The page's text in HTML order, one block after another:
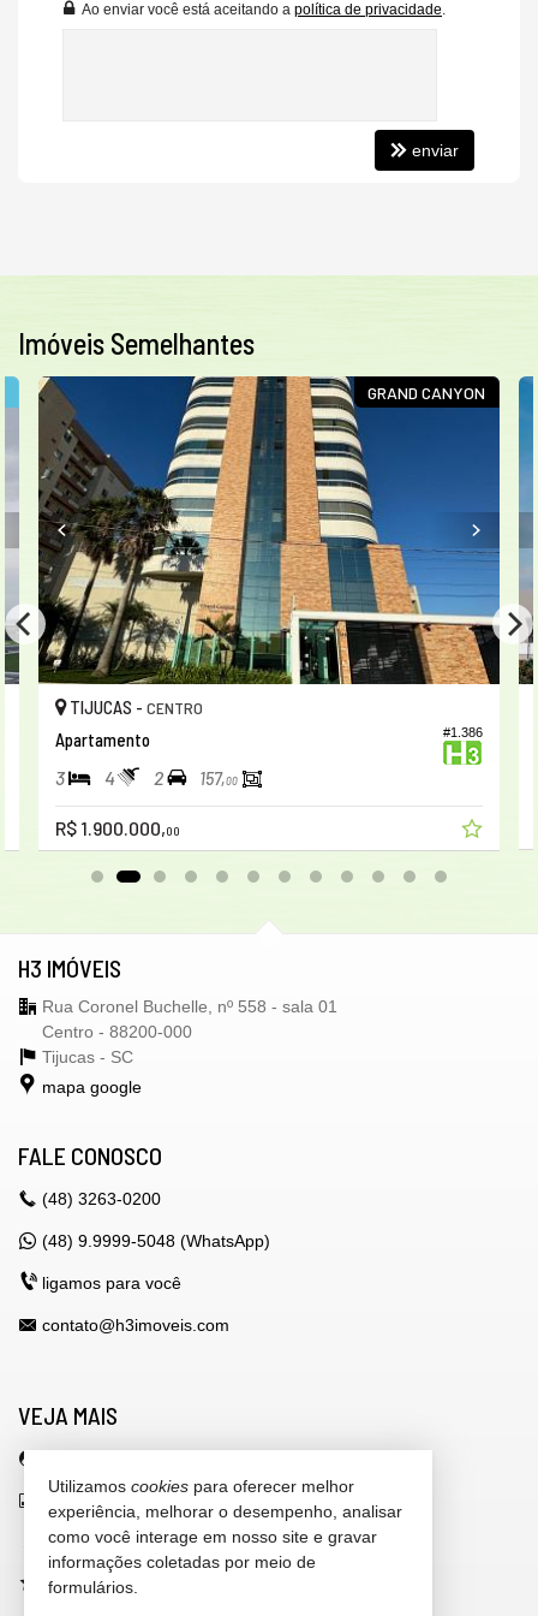
✓ 03 Suítes
📍 Surpreendente empreendimento na cidade de Tijucas.
Ao enviar você está aceitando a política de privacidade
enviar
Imóveis Semelhantes
GRAND CANYON
#1.386
TIJUCAS - CENTRO
Apartamento
3 4 2 157,00
R$ 1.900.000,00
H3 IMÓVEIS
Rua Coronel Buchelle, nº 558 - sala 01
Centro - 88200-000
Tijucas - SC
mapa google
FALE CONOSCO
(48) 3263-0200
(48) 9.9999-5048 (WhatsApp)
ligamos para você
contato@h3imoveis.com
VEJA MAIS
indicadores financeiros
cadastre seu imóvel
imóveis favoritos
Utilizamos cookies para oferecer melhor
experiência, melhorar o desempenho, analisar
como você interage em nosso site e gravar
informações coletadas por meio de
formulários.